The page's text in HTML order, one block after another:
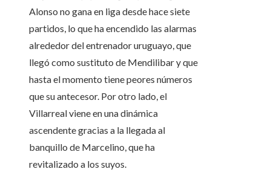
Alonso no gana en liga desde hace siete
partidos, lo que ha encendido las alarmas
alrededor del entrenador uruguayo, que
llegó como sustituto de Mendilibar y que
hasta el momento tiene peores números
que su antecesor. Por otro lado, el
Villarreal viene en una dinámica
ascendente gracias a la llegada al
banquillo de Marcelino, que ha
revitalizado a los suyos.